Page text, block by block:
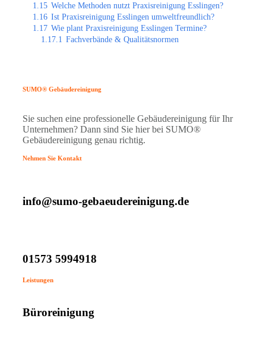
1.15 Welche Methoden nutzt Praxisreinigung Esslingen?
1.16 Ist Praxisreinigung Esslingen umweltfreundlich?
1.17 Wie plant Praxisreinigung Esslingen Termine?
1.17.1 Fachverbände & Qualitätsnormen
SUMO® Gebäudereinigung
Sie suchen eine professionelle Gebäudereinigung für Ihr
Unternehmen? Dann sind Sie hier bei SUMO®
Gebäudereinigung genau richtig.
Nehmen Sie Kontakt
info@sumo-gebaeudereinigung.de
01573 5994918
Leistungen
Büroreinigung